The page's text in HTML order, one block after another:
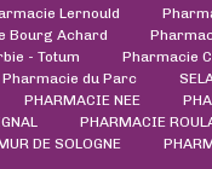
Lernould
Bourg Achard
- Totum
Pharmacie
Pharmacie du Parc
PHARMACIE NEE
PHARMACIE
DE SOLOGNE